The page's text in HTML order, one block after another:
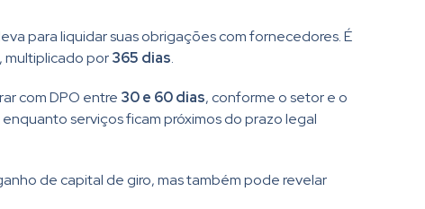
para liquidar suas obrigações com fornecedores. É
multiplicado por365 dias.
com DPO entre 30 e 60 dias, conforme o setor e o
serviços ficam próximos do prazo legal
de capital de giro, mas também pode revelar